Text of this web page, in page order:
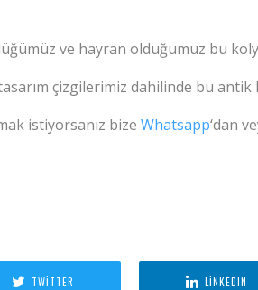
ve hayran olduğumuz bu
çizgilerimiz dahilinde bu antik
istiyorsanız bize Whatsapp‘dan
TWITTER LINKEDIN